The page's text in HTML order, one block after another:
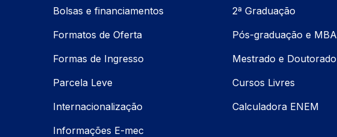
Bolsas e financiamentos
Formatos de Oferta
Formas de Ingresso
Parcela Leve
Internacionalização
Informações E-mec
2ª Graduação
Pós-graduação e MBA
Mestrado e Doutorado
Cursos Livres
Calculadora ENEM